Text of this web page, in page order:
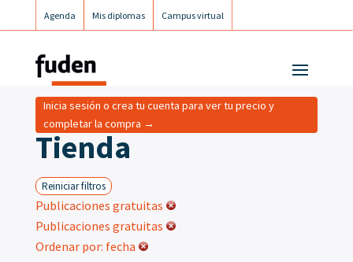
Agenda Mis diplomas Campus virtual
Tienda
Inicia sesión o crea tu cuenta para ver tu precio y
completar la compra →
Reiniciar filtros
Publicaciones gratuitas
Publicaciones gratuitas
Ordenar por: fecha